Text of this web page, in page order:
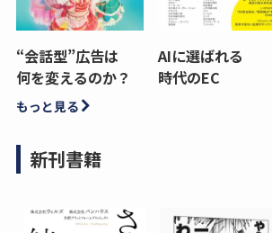
“会話型”広告は
何を変えるのか？
AIに選ばれる
時代のEC
もっと見る
新刊書籍